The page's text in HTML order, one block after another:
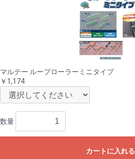
マルテー ループローラーミニタイプ
￥1,174
数量
カートに入れる